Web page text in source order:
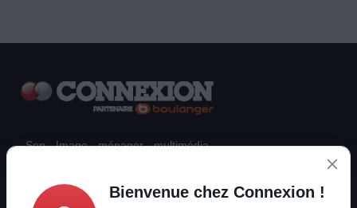
Son - Image - ménager - multimédia
Actualités Bienvenue chez Connexion !